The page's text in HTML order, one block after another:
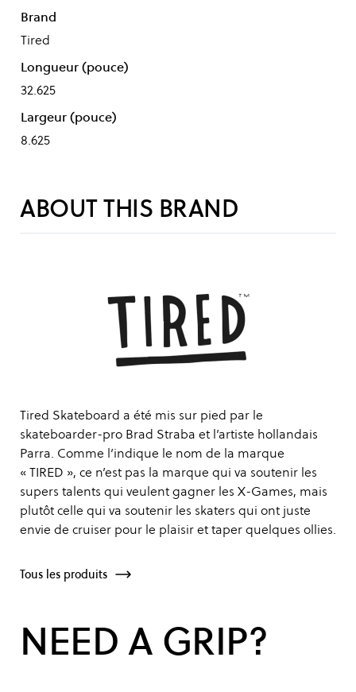
Brand
Tired
Longueur (pouce)
32.625
Largeur (pouce)
8.625
ABOUT THIS BRAND
Tired Skateboard a été mis sur pied par le
skateboarder-pro Brad Straba et l’artiste hollandais
Parra. Comme l’indique le nom de la marque
« TIRED », ce n’est pas la marque qui va soutenir les
supers talents qui veulent gagner les X-Games, mais
plutôt celle qui va soutenir les skaters qui ont juste
envie de cruiser pour le plaisir et taper quelques ollies.
Tous les produits
NEED A GRIP?